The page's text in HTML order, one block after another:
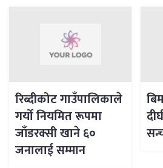
रिब्दीकोट गाउँपालिकाले
गर्याे नियमित रूपमा
जाँडरक्सी खाने ६०
जनालाई सम्मान